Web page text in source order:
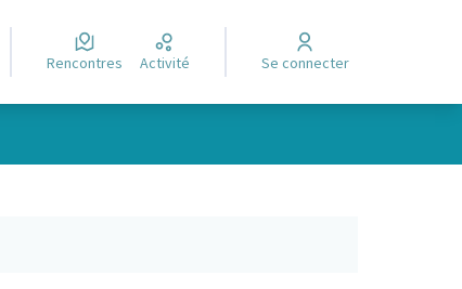
Rencontres Activité Se connecter